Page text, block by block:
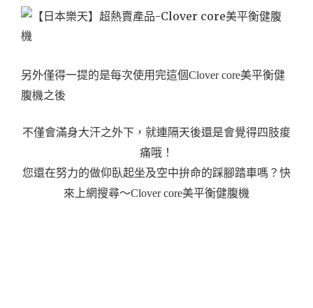
另外僅得一提的是每次使用完這個Clover core美平衡健
腹機之後
不僅會滿身大汗之外下，就連隔天後還是會覺得四肢痠
痛哦！
您還在努力的做仰臥起坐及空中拚命的踩腳踏車嗎？快
來上網搜尋～Clover core美平衡健腹機